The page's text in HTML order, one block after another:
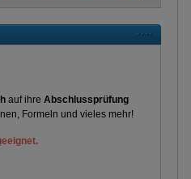
auf ihre Abschlussprüfung
Formeln und vieles mehr!